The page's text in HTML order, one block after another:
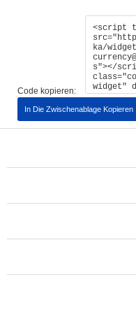
Code kopieren:
In Die Zwischenablage Kopieren